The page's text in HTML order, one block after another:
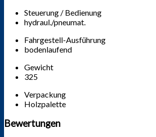
Steuerung / Bedienung
hydraul./pneumat.
Fahrgestell-Ausführung
bodenlaufend
Gewicht
325
Verpackung
Holzpalette
Bewertungen